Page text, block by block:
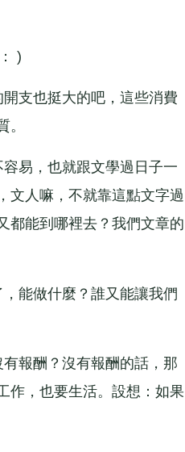
)
支也挺大的吧，這些消費
易，也就跟文學過日子一
文人嘛，不就靠這點文字過
都能到哪裡去？我們文章的
能做什麼？誰又能讓我們
報酬？沒有報酬的話，那
作，也要生活。設想：如果